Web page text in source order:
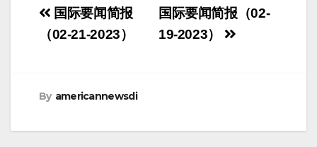
Post
navigation
国际要闻简报（02-
19-2023）
国际要闻简报
（02-21-2023）
By americannewsdi